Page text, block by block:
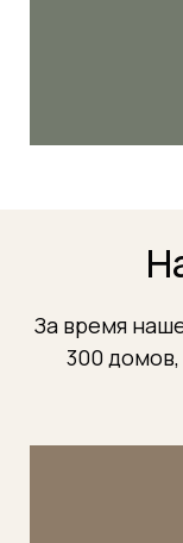
За время
300